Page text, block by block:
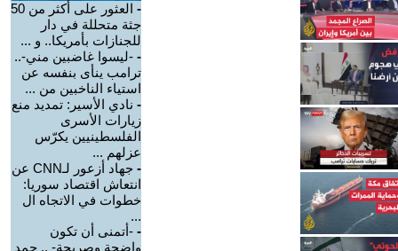
-
العثور على أكثر من 50
جثة متحللة في دار
للجنازات بأمريكا.. و ...
- -ليسوا غاضبين مني-..
ترامب ينأى بنفسه عن
استياء الناخبين من ...
- نادي الأسير: تمديد منع
زيارات الأسرى
الفلسطينيين يكرّس
عزلهم ...
-
جهاد أزعور لـCNN عن
انتعاش اقتصاد سوريا:
خطوات في الاتجاه ال
...
- -أتمنى أن تكون
واضحة وصريحة- .. حمد